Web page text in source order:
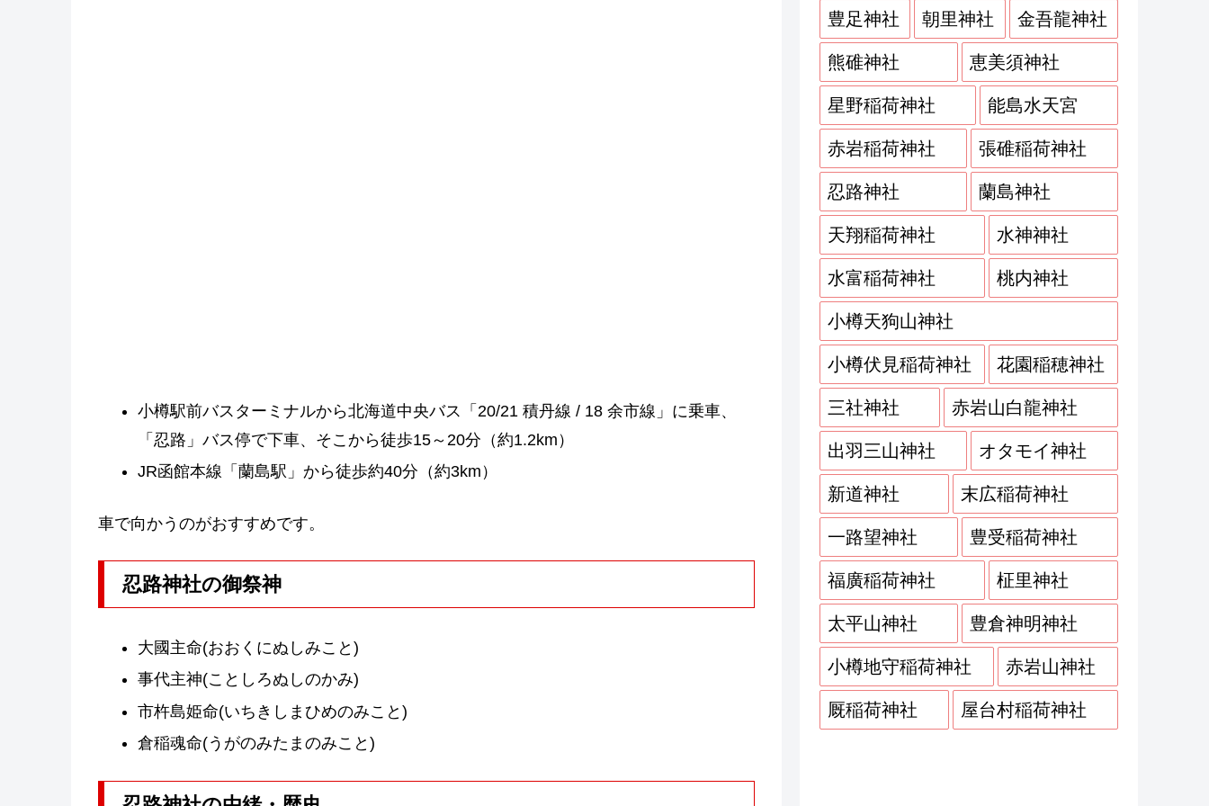
小樽駅前バスターミナルから北海道中央バス「20/21 積丹線 / 18 余市線」に乗車、
「忍路」バス停で下車、そこから徒歩15～20分（約1.2km）
JR函館本線「蘭島駅」から徒歩約40分（約3km）
車で向かうのがおすすめです。
忍路神社の御祭神
大國主命(おおくにぬしみこと)
事代主神(ことしろぬしのかみ)
市杵島姫命(いちきしまひめのみこと)
倉稲魂命(うがのみたまのみこと)
豊足神社 朝里神社 金吾龍神社
熊碓神社 恵美須神社
星野稲荷神社 能島水天宮
赤岩稲荷神社 張碓稲荷神社
忍路神社 蘭島神社
天翔稲荷神社 水神神社
水富稲荷神社 桃内神社
小樽天狗山神社
小樽伏見稲荷神社 花園稲穂神社
三社神社 赤岩山白龍神社
出羽三山神社 オタモイ神社
新道神社 末広稲荷神社
一路望神社 豊受稲荷神社
福廣稲荷神社 柾里神社
太平山神社 豊倉神明神社
小樽地守稲荷神社 赤岩山神社
厩稲荷神社 屋台村稲荷神社